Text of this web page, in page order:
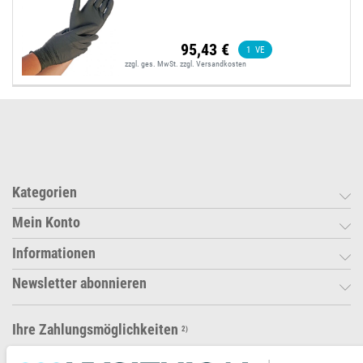
95,43 € 1 VE
zzgl. ges. MwSt. zzgl.Versandkosten
Kategorien
Mein Konto
Informationen
Newsletter abonnieren
Ihre Zahlungsmöglichkeiten 2)